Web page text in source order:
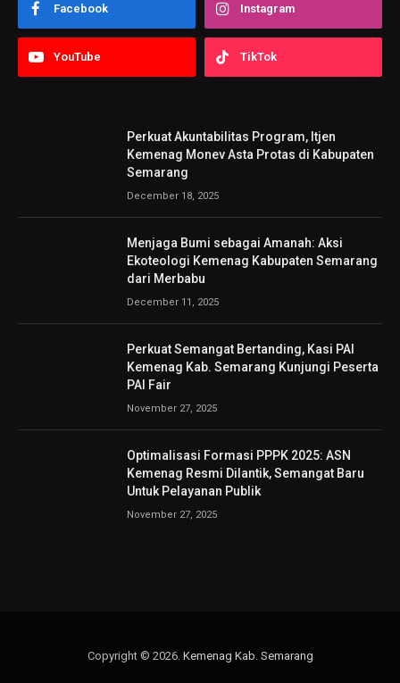
Facebook Instagram
YouTube TikTok
Perkuat Akuntabilitas Program, Itjen
Kemenag Monev Asta Protas di Kabupaten
Semarang
December 18, 2025
Menjaga Bumi sebagai Amanah: Aksi
Ekoteologi Kemenag Kabupaten Semarang
dari Merbabu
December 11, 2025
Perkuat Semangat Bertanding, Kasi PAI
Kemenag Kab. Semarang Kunjungi Peserta
PAI Fair
November 27, 2025
Optimalisasi Formasi PPPK 2025: ASN
Kemenag Resmi Dilantik, Semangat Baru
Untuk Pelayanan Publik
November 27, 2025
Copyright © 2026. Kemenag Kab. Semarang